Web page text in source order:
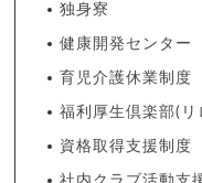
独身寮
健康開発センター
育児介護休業制度
福利厚生倶楽部(リ
資格取得支援制度